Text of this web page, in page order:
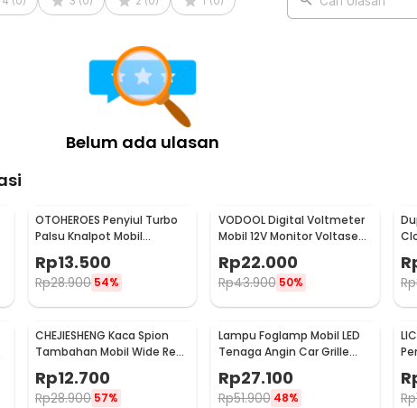
Belum ada ulasan
OTOHEROES Penyiul Turbo
Palsu Knalpot Mobil
Whistler 1000-1800cc M 1.6-
2.0 - TUR007
Rp13.500
Rp28.900 54%
VODOOL Digital Voltmeter
Mobil 12V Monitor Voltase
Rp22.000
Rp43.900 50% Rp
CHEJIESHENG Kaca Spion
Tambahan Mobil Wide Rear
080
Rp12.700
Rp28.900 57%
Lampu Foglamp Mobil LED
Tenaga Angin Car Grille
XY044
Rp27.100
Rp51.900 48% Rp